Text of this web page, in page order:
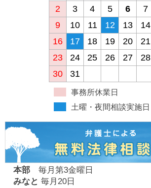
2
3 4 5 6 7
9
10 11 12 13 14
16
17 18 19 20 21
23
24 25 26 27 28
30
31
事務所休業日
土曜・夜間相談実施日
本部毎月第3金曜日
みなと 毎月20日